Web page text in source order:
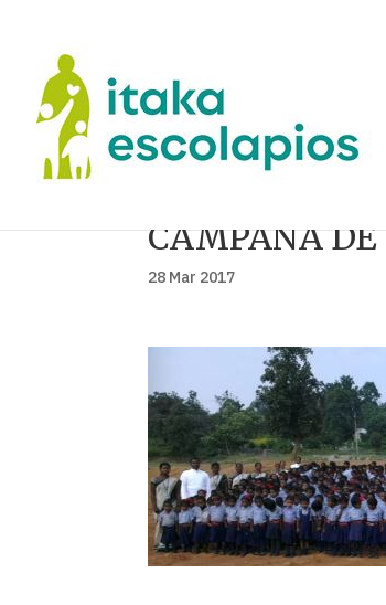
CAMPAÑA
28 Mar 2017